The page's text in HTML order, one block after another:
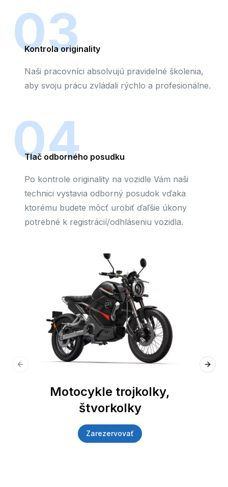
03
Kontrola originality
Naši pracovníci absolvujú pravidelné školenia,
aby svoju prácu zvládali rýchlo a profesionálne.
04
Tlač odborného posudku
Po kontrole originality na vozidle Vám naši
technici vystavia odborný posudok vďaka
ktorému budete môcť urobiť ďaľšie úkony
potrebné k registrácií/odhláseniu vozidla.
Motocykle trojkolky,
štvorkolky
Zarezervovať
Previous slide Next